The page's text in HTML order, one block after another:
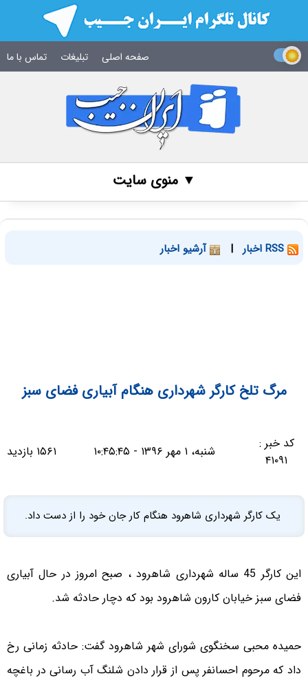
صفحه اصلی تبلیغات تماس با ما
▼ منوی سایت
| آرشیو اخبار
مرگ تلخ کارگر شهرداری هنگام آبیاری فضای سبز
کد خبر :
۴۱۰۹۱
شنبه، ۱ مهر ۱۳۹۶ - ۱۰:۴۵:۴۵ ۱۵۶۱ بازدید
یک کارگر شهرداری شاهرود هنگام کار جان خود را از دست داد.
این کارگر 45 ساله شهرداری شاهرود ، صبح امروز در حال آبیاری
فضای سبز خیابان کارون شاهرود بود که دچار حادثه شد.
حمیده محبی سخنگوی شورای شهر شاهرود گفت: حادثه زمانی رخ
داد که مرحوم احسانفر پس از قرار دادن شلنگ آب رسانی در باغچه